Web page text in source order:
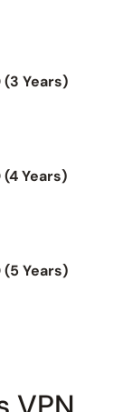
Years)
Years)
Years)